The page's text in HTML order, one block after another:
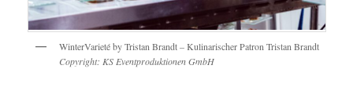
WinterVarieté by Tristan Brandt – Kulinarischer Patron Tristan Brandt
Copyright: KS Eventproduktionen GmbH